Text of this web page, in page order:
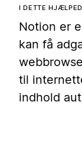
I DETTE
Notion er
kan få
til
indhold